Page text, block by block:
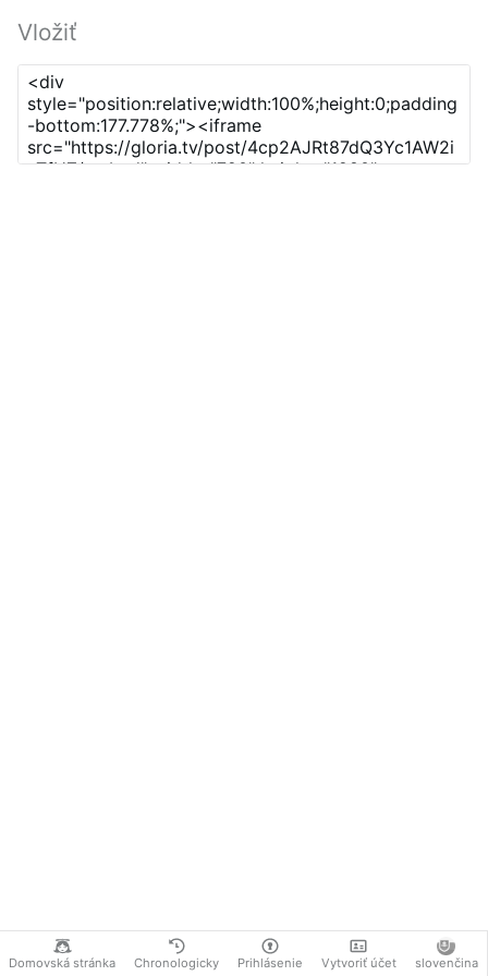
Domovská stránka Chronologicky Prihlásenie Vytvoriť účet slovenčina
Vložiť